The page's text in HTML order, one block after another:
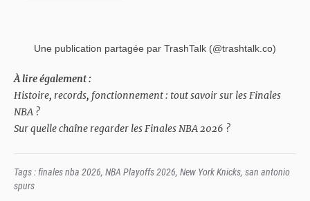
Une publication partagée par TrashTalk (@trashtalk.co)
À lire également :
Histoire, records, fonctionnement : tout savoir sur les Finales
NBA ?
Sur quelle chaîne regarder les Finales NBA 2026 ?
Tags :finales nba 2026, NBA Playoffs 2026, New York Knicks, san antonio
spurs